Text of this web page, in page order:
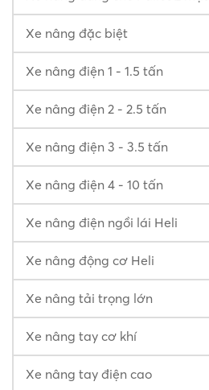
Xe nâng đặc biệt
Xe nâng điện 1 - 1.5 tấn
Xe nâng điện 2 - 2.5 tấn
Xe nâng điện 3 - 3.5 tấn
Xe nâng điện 4 - 10 tấn
Xe nâng điện ngồi lái Heli
Xe nâng động cơ Heli
Xe nâng tải trọng lớn
Xe nâng tay cơ khí
Xe nâng tay điện cao